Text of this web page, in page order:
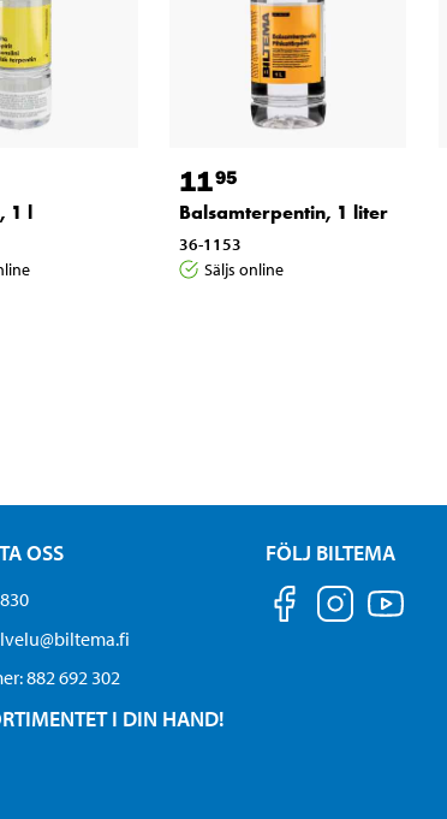
1 l
1195
Balsamterpentin, 1 liter
36-1153
Säljs online
OSS
882 692 302
I DIN HAND!
FÖLJ BILTEMA